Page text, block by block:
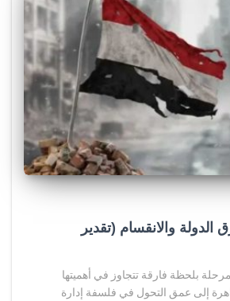
الدولة والانقسام (تقدير
بلحظة فارقة تتجاوز في أهميتها
إلى عمق التحول في فلسفة إدارة